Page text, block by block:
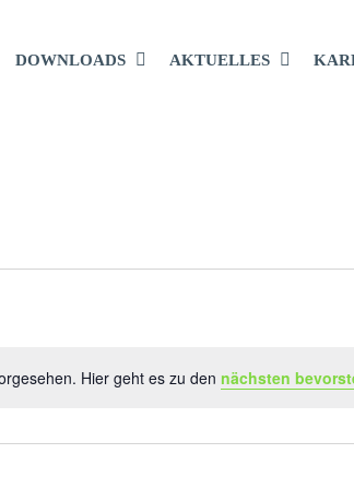
DOWNLOADS AKTUELLES
Hinweis
Hier geht es zu den nächsten